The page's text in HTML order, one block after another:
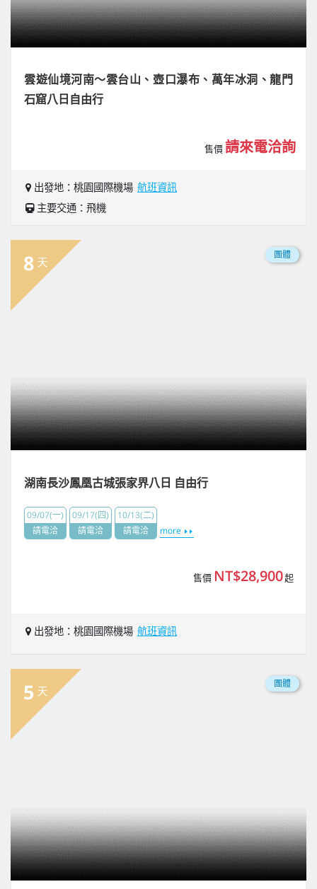
雲遊仙境河南～雲台山、壺口瀑布、萬年冰洞、龍門
石窟八日自由行
售價 請來電洽詢
出發地：桃園國際機場 航班資訊
主要交通：飛機
8 天
團體
湖南長沙鳳凰古城張家界八日 自由行
09/07(一)
請電洽
09/17(四)
請電洽
10/13(二)
請電洽
more
售價 NT$28,900起
出發地：桃園國際機場 航班資訊
5 天
團體